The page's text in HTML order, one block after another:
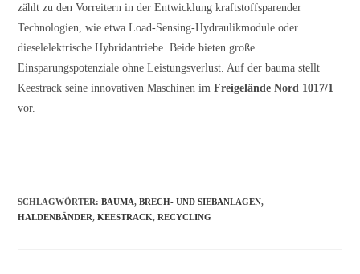
zählt zu den Vorreitern in der Entwicklung kraftstoffsparender
Technologien, wie etwa Load-Sensing-Hydraulikmodule oder
dieselelektrische Hybridantriebe. Beide bieten große
Einsparungspotenziale ohne Leistungsverlust. Auf der bauma stellt
Keestrack seine innovativen Maschinen imFreigelände Nord 1017/1
vor.
SCHLAGWÖRTER:BAUMA, BRECH- UND SIEBANLAGEN,
HALDENBÄNDER, KEESTRACK, RECYCLING